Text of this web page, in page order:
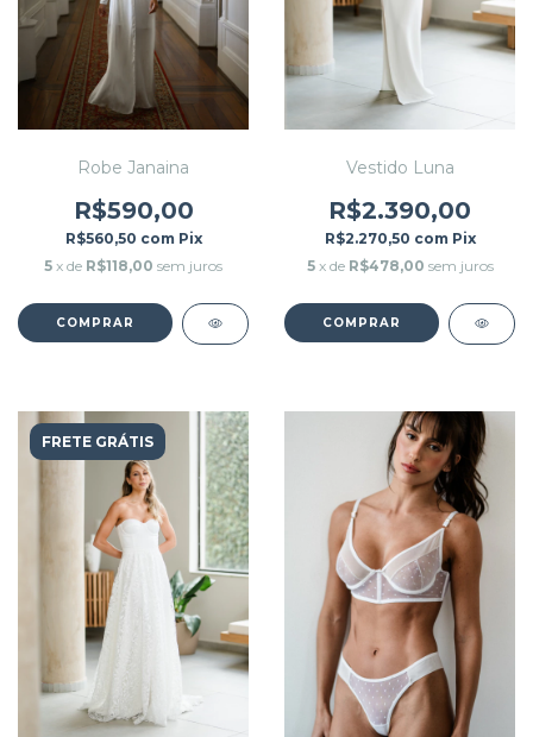
Robe Janaina
R$590,00
R$560,50 com Pix
5 x de R$118,00 sem juros
COMPRAR
Vestido Luna
R$2.390,00
R$2.270,50 com Pix
5 x de R$478,00 sem juros
COMPRAR
FRETE GRÁTIS